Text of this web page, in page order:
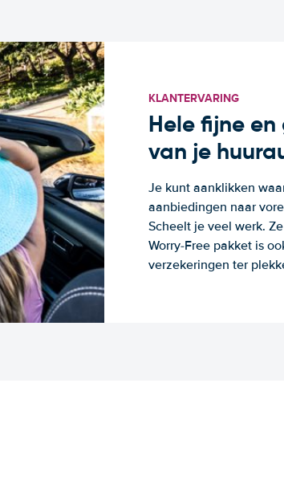
KLANTERVARING
Hele fijne
van je
Je kunt aanklikken
aanbiedingen naar
Scheelt je veel werk.
Worry-Free pakket is
verzekeringen ter